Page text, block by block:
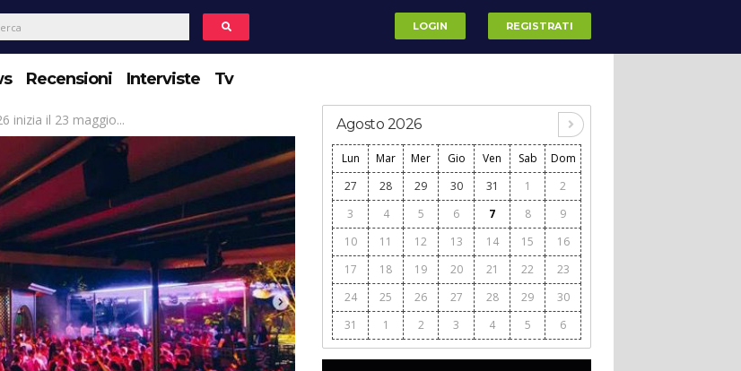
LOGIN REGISTRATI
Recensioni Interviste Tv
inizia il 23 maggio... Agosto 2026
Lun Mar Mer Gio Ven Sab
Dom
27
28 29 30 31 1
2
3
4 5 6 7 8
9
10
11 12 13 14 15
16
17
18 19 20 21 22
23
24
25 26 27 28 29
30
31
1 2 3 4 5 6